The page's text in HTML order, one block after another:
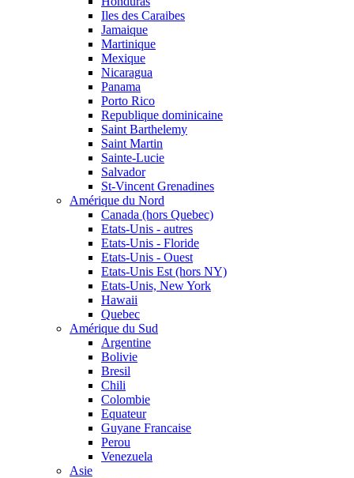
Iles des Caraibes
Jamaique
Martinique
Mexique
Nicaragua
Panama
Porto Rico
Republique dominicaine
Saint Barthelemy
Saint Martin
Sainte-Lucie
Salvador
St-Vincent Grenadines
Amérique du Nord
Canada (hors Quebec)
Etats-Unis - autres
Etats-Unis - Floride
Etats-Unis - Ouest
Etats-Unis Est (hors NY)
Etats-Unis, New York
Hawaii
Quebec
Amérique du Sud
Argentine
Bolivie
Bresil
Chili
Colombie
Equateur
Guyane Francaise
Perou
Venezuela
Asie